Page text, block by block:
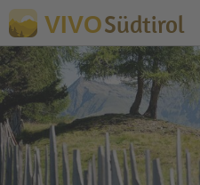
VIVOSüdtirol